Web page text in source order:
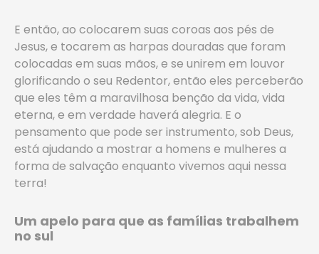
E então, ao colocarem suas coroas aos pés de
Jesus, e tocarem as harpas douradas que foram
colocadas em suas mãos, e se unirem em louvor
glorificando o seu Redentor, então eles perceberão
que eles têm a maravilhosa benção da vida, vida
eterna, e em verdade haverá alegria. E o
pensamento que pode ser instrumento, sob Deus,
está ajudando a mostrar a homens e mulheres a
forma de salvação enquanto vivemos aqui nessa
terra!
Um apelo para que as famílias trabalhem
no sul